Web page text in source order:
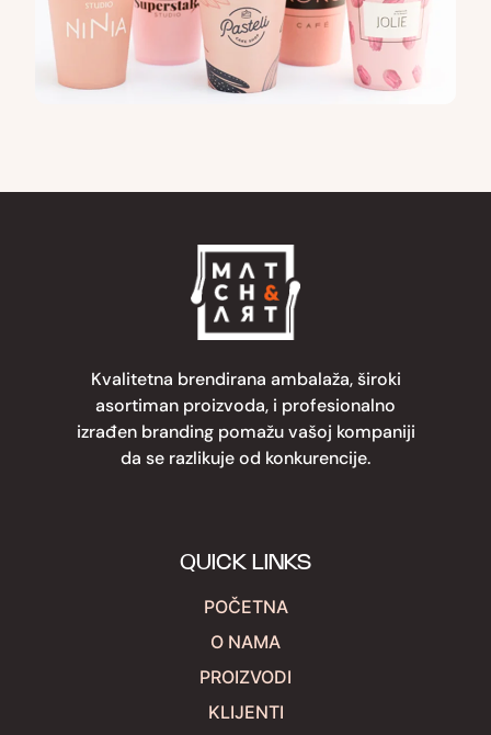
Kvalitetna brendirana ambalaža, široki
asortiman proizvoda, i profesionalno
izrađen branding pomažu vašoj kompaniji
da se razlikuje od konkurencije.
QUICK LINKS
POČETNA
O NAMA
PROIZVODI
KLIJENTI